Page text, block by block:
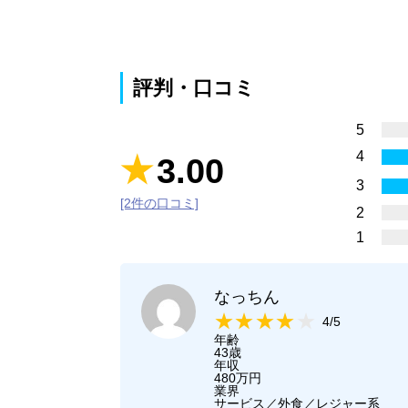
評判・口コミ
3.00
[2件の口コミ]
5
4
3
2
1
なっちん
4/5
年齢
43歳
年収
480万円
業界
サービス／外食／レジャー系